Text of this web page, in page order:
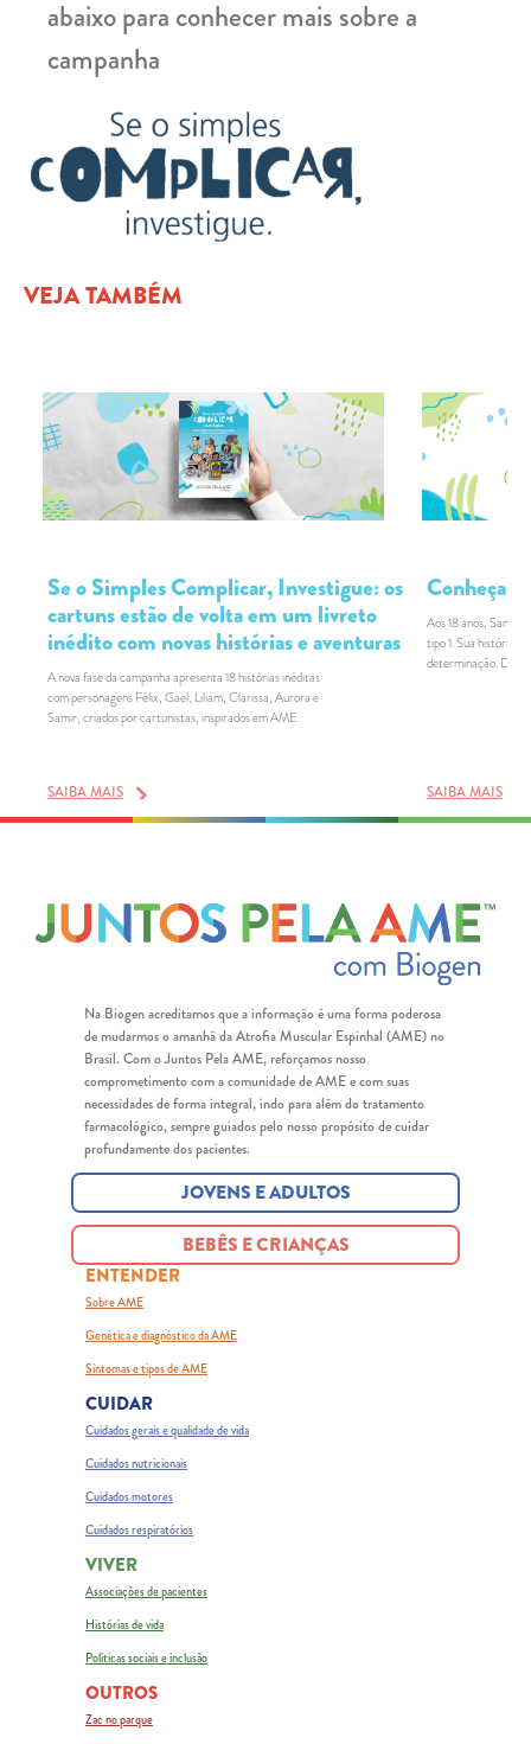
abaixo para conhecer mais sobre a
campanha
VEJA TAMBÉM
Se o Simples Complicar, Investigue: os
cartuns estão de volta em um livreto
inédito com novas histórias e aventuras
A nova fase da campanha apresenta 18 histórias inéditas
com personagens Félix, Gael, Liliam, Clarissa, Aurora e
Samir, criados por cartunistas, inspirados em AME.
SAIBA MAIS
Conheça
Aos 18 anos, Samir,
tipo 1. Sua história
determinação.
SAIBA MAIS
Na Biogen acreditamos que a informação é uma forma poderosa
de mudarmos o amanhã da Atrofia Muscular Espinhal (AME) no
Brasil. Com o Juntos Pela AME, reforçamos nosso
comprometimento com a comunidade de AME e com suas
necessidades de forma integral, indo para além do tratamento
farmacológico, sempre guiados pelo nosso propósito de cuidar
profundamente dos pacientes.
JOVENS E ADULTOS
BEBÊS E CRIANÇAS
ENTENDER
Sobre AME
Genética e diagnóstico da AME
Sintomas e tipos de AME
CUIDAR
Cuidados gerais e qualidade de vida
Cuidados nutricionais
Cuidados motores
Cuidados respiratórios
VIVER
Associações de pacientes
Histórias de vida
Políticas sociais e inclusão
OUTROS
Zac no parque